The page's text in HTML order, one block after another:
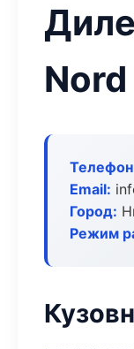
Email:
Город:
Режим